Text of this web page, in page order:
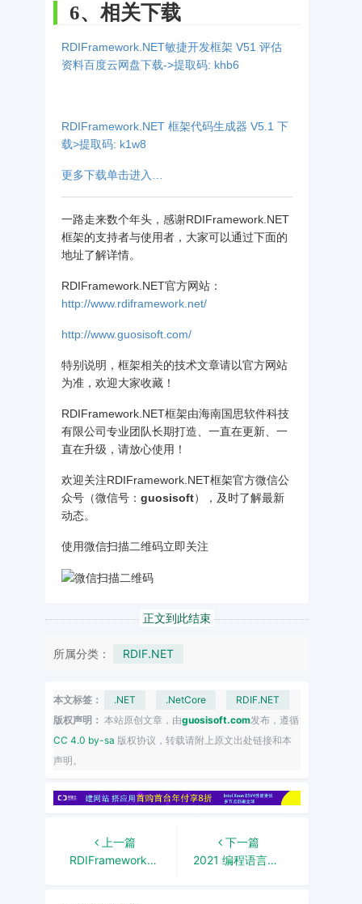
6、相关下载
RDIFramework.NET敏捷开发框架 V51 评估
资料百度云网盘下载->提取码: khb6
RDIFramework.NET 框架代码生成器 V5.1 下
载>提取码: k1w8
更多下载单击进入…
一路走来数个年头，感谢RDIFramework.NET
框架的支持者与使用者，大家可以通过下面的
地址了解详情。
RDIFramework.NET官方网站：
http://www.rdiframework.net/
http://www.guosisoft.com/
特别说明，框架相关的技术文章请以官方网站
为准，欢迎大家收藏！
RDIFramework.NET框架由海南国思软件科技
有限公司专业团队长期打造、一直在更新、一
直在升级，请放心使用！
欢迎关注RDIFramework.NET框架官方微信公
众号（微信号：guosisoft），及时了解最新
动态。
使用微信扫描二维码立即关注
正文到此结束
所属分类： RDIF.NET
本文标签： .NET .NetCore
RDIF.NET
版权声明： 本站原创文章，由guosisoft.com发布，遵循
CC 4.0 by-sa 版权协议，转载请附上原文出处链接和本
声明。
上一篇
RDIFramework.NET框架SOA解决方案（集Windows服务、WinForm形式与IIS形式发布）-分布式应用
下一篇
2021 编程语言排行榜出炉！C#年度语言奖